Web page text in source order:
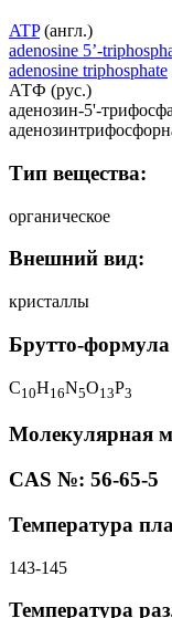
ATP(англ.)
adenosine 5’-
adenosine triphosphate
АТФ (рус.)
аденозин-5'-
Тип вещества:
органическое
Внешний вид:
кристаллы
Брутто-формула
C1 0H1 6N5O1 3P3
Молекулярная
CAS №: 56-65-5
Температура
143-145
Температура